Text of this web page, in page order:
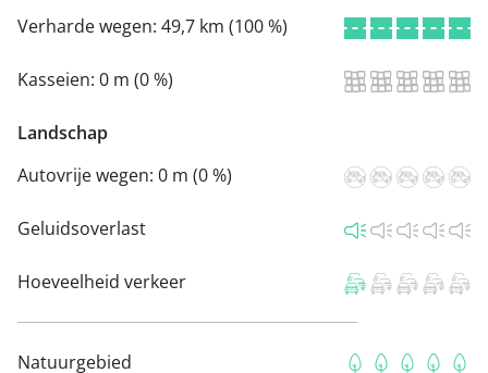
Verharde wegen: 49,7 km (100 %)
Kasseien: 0 m (0 %)
Landschap
Autovrije wegen: 0 m (0 %)
Geluidsoverlast
Hoeveelheid verkeer
Natuurgebied